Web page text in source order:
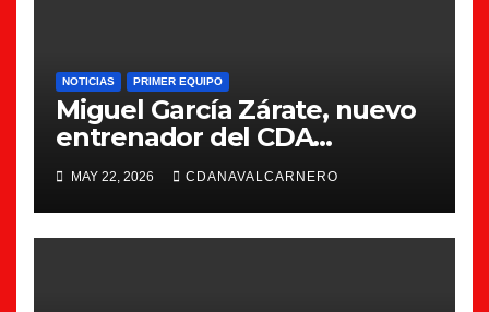
NOTICIAS PRIMER EQUIPO
Miguel García Zárate, nuevo
entrenador del CDA
Navalcarnero
MAY 22, 2026 CDANAVALCARNERO